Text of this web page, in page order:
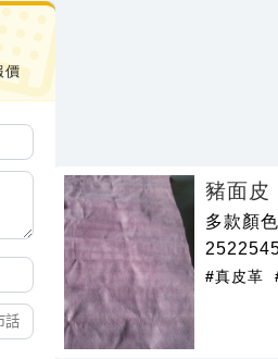
價
豬面皮
多款顏
#真皮革